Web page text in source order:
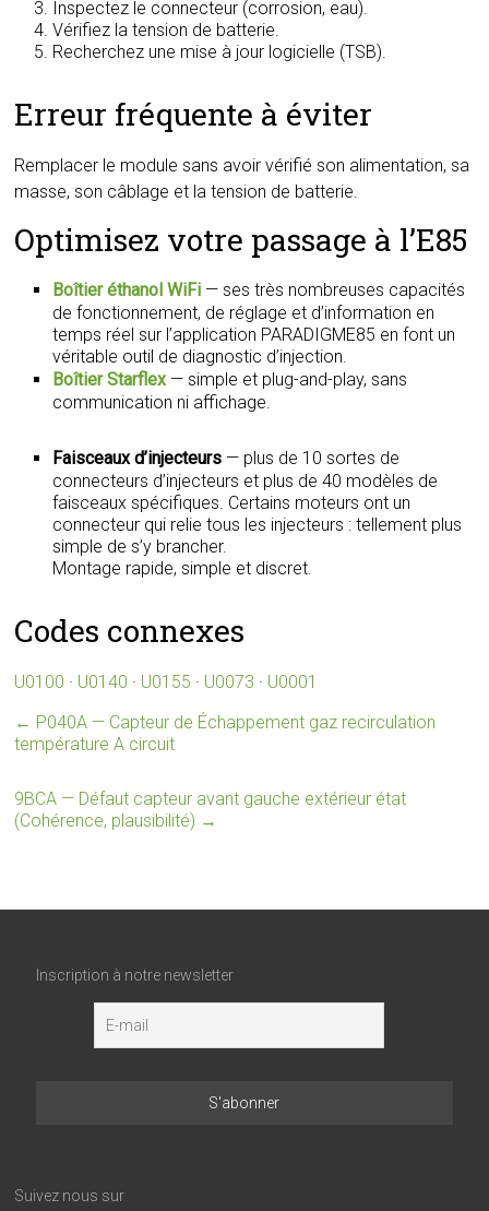
Inspectez le connecteur (corrosion, eau).
Vérifiez la tension de batterie.
Recherchez une mise à jour logicielle (TSB).
Erreur fréquente à éviter
Remplacer le module sans avoir vérifié son alimentation, sa
masse, son câblage et la tension de batterie.
Optimisez votre passage à l’E85
Boîtier éthanol WiFi — ses très nombreuses capacités
de fonctionnement, de réglage et d’information en
temps réel sur l’application PARADIGME85 en font un
véritable outil de diagnostic d’injection.
Boîtier Starflex— simple et plug-and-play, sans
communication ni affichage.
Faisceaux d’injecteurs — plus de 10 sortes de
connecteurs d’injecteurs et plus de 40 modèles de
faisceaux spécifiques. Certains moteurs ont un
connecteur qui relie tous les injecteurs : tellement plus
simple de s’y brancher.
Montage rapide, simple et discret.
Codes connexes
U0100 · U0140 · U0155 · U0073 · U0001
← P040A — Capteur de Échappement gaz recirculation
température A circuit
9BCA — Défaut capteur avant gauche extérieur état
(Cohérence, plausibilité) →
Inscription à notre newsletter
Suivez nous sur